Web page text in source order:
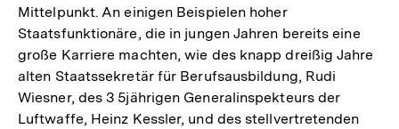
Mittelpunkt. An einigen Beispielen hoher
Staatsfunktionäre, die in jungen Jahren bereits eine
große Karriere machten, wie des knapp dreißig Jahre
alten Staatssekretär für Berufsausbildung, Rudi
Wiesner, des 3 5jährigen Generalinspekteurs der
Luftwaffe, Heinz Kessler, und des stellvertretenden